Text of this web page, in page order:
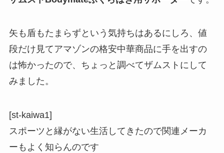
矢も盾もたまらずという気持ちはあるにしろ、値
段だけ見てアマゾンの格安中華商品に手を出すの
は怖かったので、ちょっと調べてザムストにして
みました。
[st-kaiwa1]
スポーツと縁がない生活してきたので関連メーカ
ーもよく知らんのです